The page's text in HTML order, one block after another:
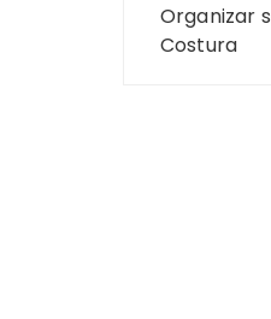
de
Post
Organizar
Costura